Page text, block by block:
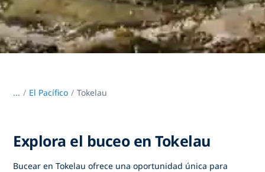
... / El Pacífico Tokelau
Explora el buceo en Tokelau
Bucear en Tokelau ofrece una oportunidad única para